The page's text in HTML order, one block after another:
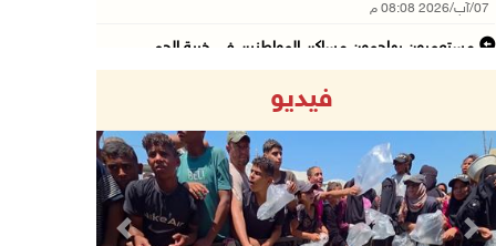
07/آب/2026 08:08 م
مستعمرون يهاجمون مساكن المواطنين في خربة الحم ...
07/آب/2026 06:26 م
الرئاسة ترحب بإطلاق السعودية التحالف البحري ا ...
07/آب/2026 06:17 م
فيديو
Previous Next